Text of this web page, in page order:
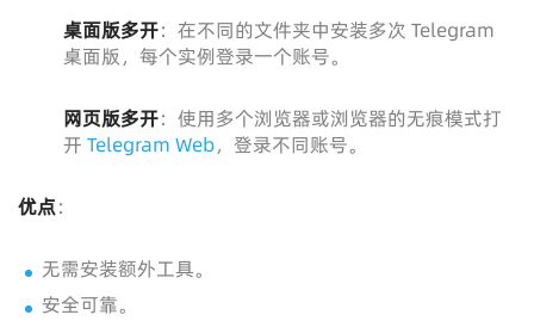
桌面版多开：在不同的文件夹中安装多次 Telegram
桌面版，每个实例登录一个账号。
网页版多开：使用多个浏览器或浏览器的无痕模式打
开 Telegram Web，登录不同账号。
优点：
无需安装额外工具。
安全可靠。